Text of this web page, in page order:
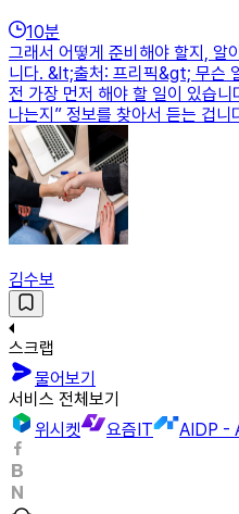
10분
그래서 어떻게 준비해야 할지, 알
니다. &lt;출처: 프리픽&gt; 무슨
전 가장 먼저 해야 할 일이 있습
나는지” 정보를 찾아서 듣는 겁니
김수보
스크랩
물어보기
서비스 전체보기
위시켓
요즘IT AIDP -